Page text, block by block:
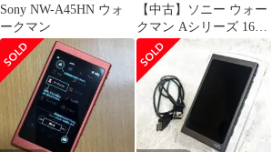
Sony NW-A45HN ウォ
ークマン
【中古】ソニー ウォー
クマン Aシリーズ 16GB
NW-A45 :
Bluetooth/microSD/ハイ
レゾ対応 最大39時間連
続再生 2017年モデル ホ
ライズングリーン NW-
A45 G